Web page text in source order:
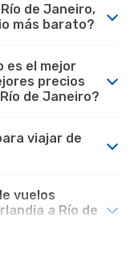
de Janeiro,
más barato?
es el mejor
precios
de Janeiro?
viajar de
vuelos
a Río de